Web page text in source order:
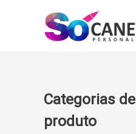
Categorias de
produto